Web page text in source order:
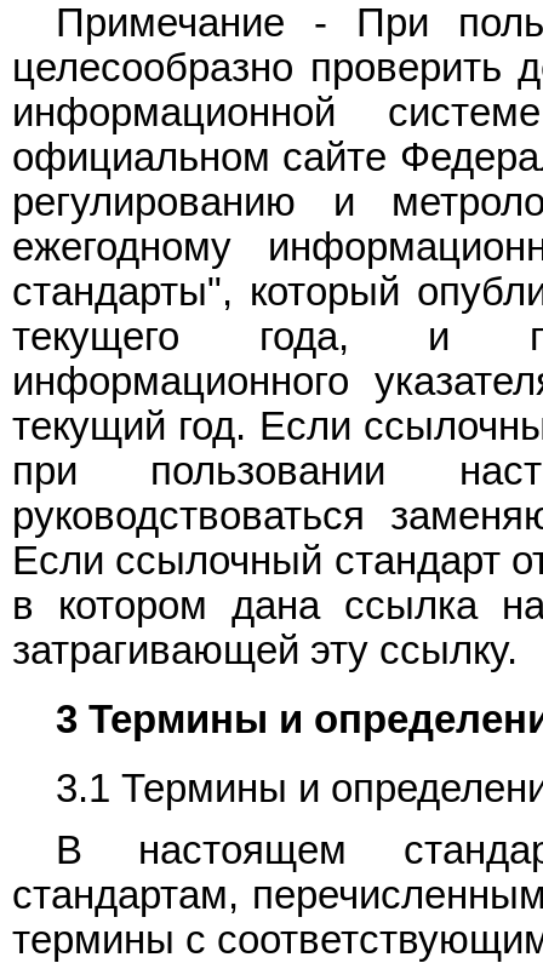
Примечание - При
целесообразно проверить
информационной
официальном сайте
регулированию и
ежегодному
стандарты", который
текущего года, и
информационного
текущий год. Если
при пользовании
руководствоваться
Если ссылочный стандарт
в котором дана ссылка
затрагивающей эту ссылку.
3 Термины и
3.1 Термины и
В настоящем
стандартам,
термины с